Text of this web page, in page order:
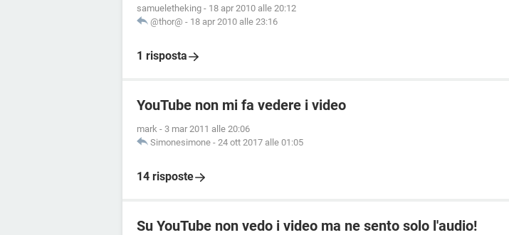
samueletheking - 18 apr 2010 alle 20:12
@thor@ - 18 apr 2010 alle 23:16
1 risposta
YouTube non mi fa vedere i video
mark - 3 mar 2011 alle 20:06
Simonesimone - 24 ott 2017 alle 01:05
14 risposte
Su YouTube non vedo i video ma ne sento solo l'audio!